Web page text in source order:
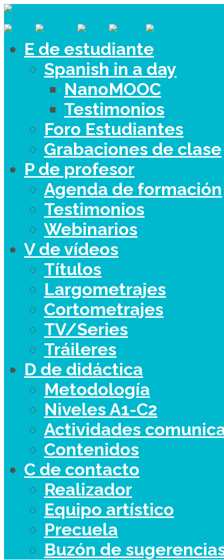
E de estudiante
Spanish in a day
NanoMOOC
Testimonios
Foro Estudiantes
Grabaciones de clase
P de profesor
Agenda de formación
Testimonios
Webinarios
V de vídeos
Títulos
Largometrajes
Cortometrajes
TV/Series
Tráileres
D de didáctica
Metodología
Niveles A1-C2
Actividades
Contenidos
C de contacto
Realizador
Equipo artístico
Precuela
Buzón de